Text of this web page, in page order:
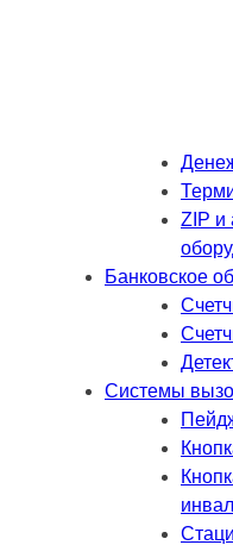
ZIP и
Банковское
Системы